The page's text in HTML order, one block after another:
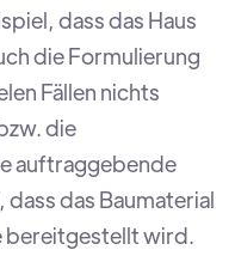
dass das Haus
die Formulierung
Fällen nichts
die
auftraggebende
das Baumaterial
bereitgestellt wird.